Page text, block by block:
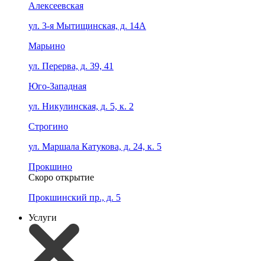
Алексеевская
ул. 3-я Мытищинская, д. 14А
Марьино
ул. Перерва, д. 39, 41
Юго-Западная
ул. Никулинская, д. 5, к. 2
Строгино
ул. Маршала Катукова, д. 24, к. 5
Прокшино
Скоро открытие
Прокшинский пр., д. 5
Услуги